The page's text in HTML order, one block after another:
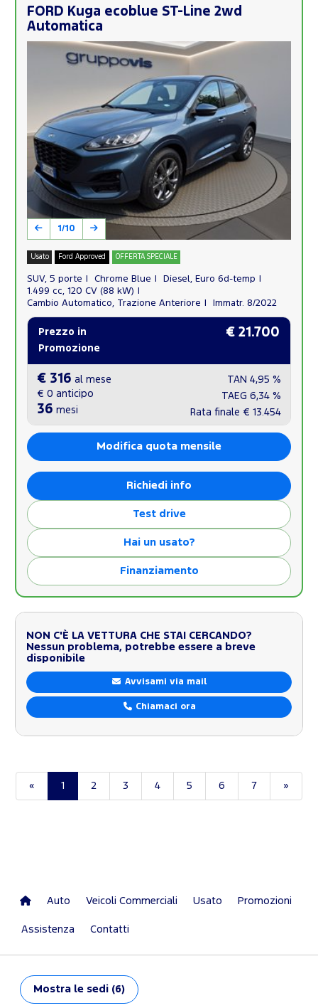
FORD Kuga ecoblue ST-Line 2wd
Automatica
1/10
Usato Ford Approved OFFERTA SPECIALE
SUV, 5 porte Chrome Blue
Diesel, Euro 6d-temp
1.499 cc, 120 CV (88 kW)
Cambio Automatico, Trazione Anteriore
Immatr. 8/2022
Prezzo in
Promozione
€ 21.700
€ 316 al mese
€ 0 anticipo
36 mesi
TAN 4,95 %
TAEG 6,34 %
Rata finale € 13.454
Modifica quota mensile
Richiedi info
Test drive
Hai un usato?
Finanziamento
NON C'È LA VETTURA CHE STAI CERCANDO?
Nessun problema, potrebbe essere a breve
disponibile
Avvisami via mail
Chiamaci ora
« 1 2 3 4 5 6 7 »
Auto Veicoli Commerciali Usato Promozioni
Assistenza Contatti
Mostra le sedi (6)